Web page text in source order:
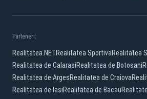
Parteneri:
Realitatea.NETRealitatea SportivaRealitatea
Realitatea de CalarasiRealitatea de Botosani
Realitatea de ArgesRealitatea de Craiova
Realitatea de IasiRealitatea de Bacau